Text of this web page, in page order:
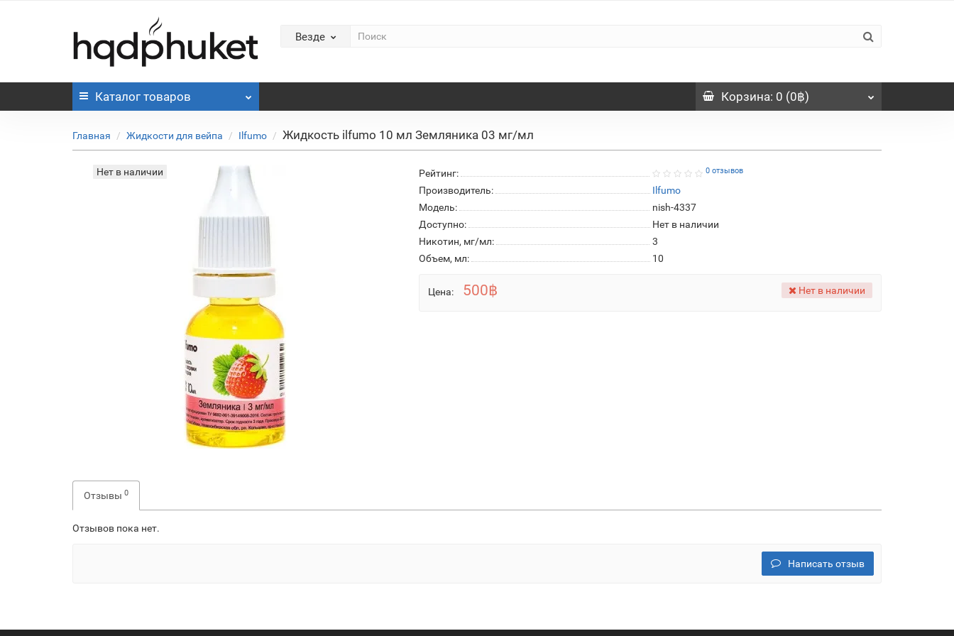
Везде
Каталог товаров Корзина: 0 (0฿)
Главная Жидкости для вейпа Ilfumo Жидкость ilfumo 10 мл Земляника 03 мг/мл
Нет в наличии Рейтинг: 0 отзывов
Производитель:
Ilfumo
Модель:
nish-4337
Доступно:
Нет в наличии
Никотин, мг/мл:
3
Объем, мл:
10
Цена: 500฿ Нет в наличии
Отзывы 0
Отзывов пока нет.
Написать отзыв